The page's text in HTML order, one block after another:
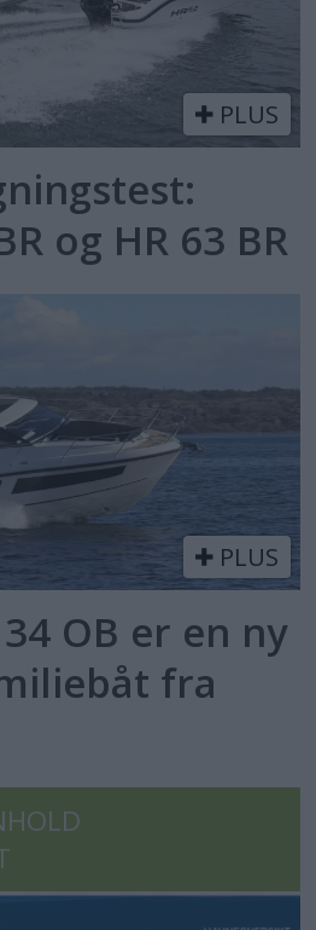
PLUS
og HR 63 BR
PLUS
OB er en ny
fra